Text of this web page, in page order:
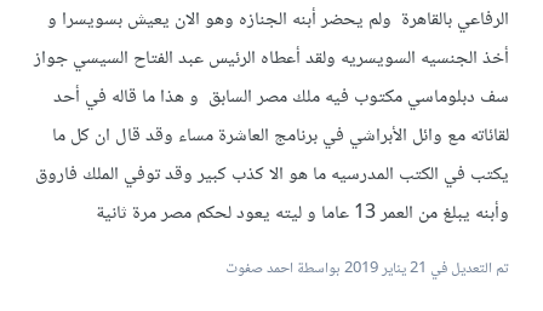
الرفاعي بالقاهرة ولم يحضر أبنه الجنازه وهو الان يعيش بسويسرا و
أخذ الجنسيه السويسريه ولقد أعطاه الرئيس عبد الفتاح السيسي جواز
سف دبلوماسي مكتوب فيه ملك مصر السابق و هذا ما قاله في أحد
لقائاته مع وائل الأبراشي في برنامج العاشرة مساء وقد قال ان كل ما
يكتب في الكتب المدرسيه ما هو الا كذب كبير وقد توفي الملك فاروق
وأبنه يبلغ من العمر 13 عاما و ليته يعود لحكم مصر مرة ثانية
تم التعديل في 21 يناير 2019 بواسطة احمد صفوت